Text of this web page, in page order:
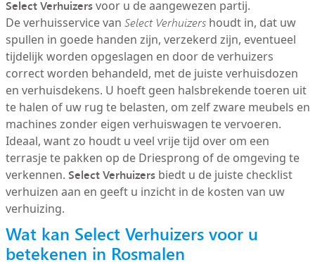
Select Verhuizersvoor u de aangewezen partij.
De verhuisservice van Select Verhuizershoudt in, dat uw
spullen in goede handen zijn, verzekerd zijn, eventueel
tijdelijk worden opgeslagen en door de verhuizers
correct worden behandeld, met de juiste verhuisdozen
en verhuisdekens. U hoeft geen halsbrekende toeren uit
te halen of uw rug te belasten, om zelf zware meubels en
machines zonder eigen verhuiswagen te vervoeren.
Ideaal, want zo houdt u veel vrije tijd over om een
terrasje te pakken op de Driesprong of de omgeving te
verkennen. Select Verhuizersbiedt u de juiste checklist
verhuizen aan en geeft u inzicht in de kosten van uw
verhuizing.
Wat kan Select Verhuizers voor u
betekenen in Rosmalen